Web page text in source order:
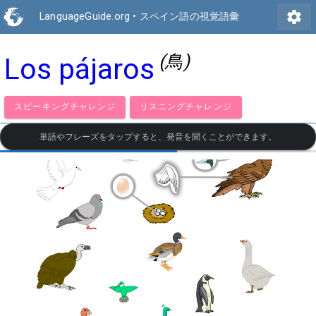
LanguageGuide.org • スペイン語の視覚語彙 settings
Los pájaros (鳥)
スピーキングチャレンジ リスニングチャレンジ
単語やフレーズをタップすると、発音を聞くことができます。